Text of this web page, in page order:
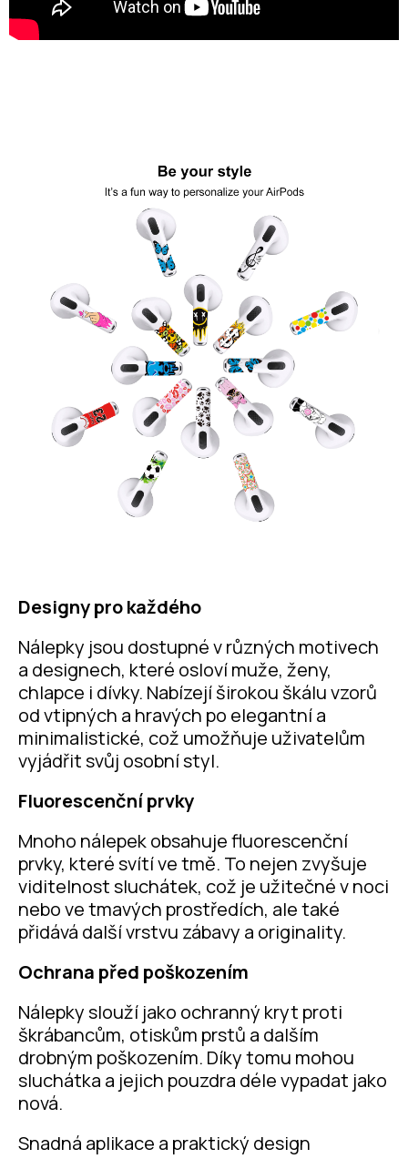
Designy pro každého
Nálepky jsou dostupné v různých motivech
a designech, které osloví muže, ženy,
chlapce i dívky. Nabízejí širokou škálu vzorů
od vtipných a hravých po elegantní a
minimalistické, což umožňuje uživatelům
vyjádřit svůj osobní styl.
Fluorescenční prvky
Mnoho nálepek obsahuje fluorescenční
prvky, které svítí ve tmě. To nejen zvyšuje
viditelnost sluchátek, což je užitečné v noci
nebo ve tmavých prostředích, ale také
přidává další vrstvu zábavy a originality.
Ochrana před poškozením
Nálepky slouží jako ochranný kryt proti
škrábancům, otiskům prstů a dalším
drobným poškozením. Díky tomu mohou
sluchátka a jejich pouzdra déle vypadat jako
nová.
Snadná aplikace a praktický design